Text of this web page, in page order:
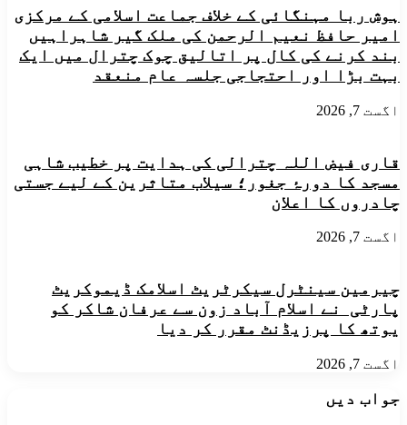
ہوش ربا مہنگائی کے خلاف جماعت اسلامی کے مرکزی
امیر حافظ نعیم الرحمن کی ملک گیر شاہراہیں
بند کرنے کی کال پر اتالیق چوک چترال میں ایک
بہت بڑا اور احتجاجی جلسہ عام منعقد
اگست 7, 2026
قاری فیض اللہ چترالی کی ہدایت پر خطیب شاہی
مسجد کا دورۂ جغور؛ سیلاب متاثرین کے لیے جستی
چادروں کا اعلان
اگست 7, 2026
چیرمین سینٹرل سیکرٹریٹ اسلامک ڈیموکریٹ
پارٹی نے اسلام آباد زون سے عرفان شاکر کو
یوتھ کا پرزیڈنٹ مقرر کر دیا
اگست 7, 2026
جواب دیں